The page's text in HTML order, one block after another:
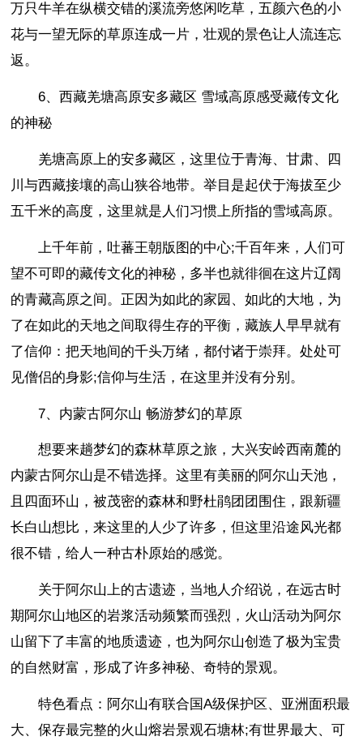
万只牛羊在纵横交错的溪流旁悠闲吃草，五颜六色的小
花与一望无际的草原连成一片，壮观的景色让人流连忘
返。
6、西藏羌塘高原安多藏区 雪域高原感受藏传文化
的神秘
羌塘高原上的安多藏区，这里位于青海、甘肃、四
川与西藏接壤的高山狭谷地带。举目是起伏于海拔至少
五千米的高度，这里就是人们习惯上所指的雪域高原。
上千年前，吐蕃王朝版图的中心;千百年来，人们可
望不可即的藏传文化的神秘，多半也就徘徊在这片辽阔
的青藏高原之间。正因为如此的家园、如此的大地，为
了在如此的天地之间取得生存的平衡，藏族人早早就有
了信仰：把天地间的千头万绪，都付诸于崇拜。处处可
见僧侣的身影;信仰与生活，在这里并没有分别。
7、内蒙古阿尔山 畅游梦幻的草原
想要来趟梦幻的森林草原之旅，大兴安岭西南麓的
内蒙古阿尔山是不错选择。这里有美丽的阿尔山天池，
且四面环山，被茂密的森林和野杜鹃团团围住，跟新疆
长白山想比，来这里的人少了许多，但这里沿途风光都
很不错，给人一种古朴原始的感觉。
关于阿尔山上的古遗迹，当地人介绍说，在远古时
期阿尔山地区的岩浆活动频繁而强烈，火山活动为阿尔
山留下了丰富的地质遗迹，也为阿尔山创造了极为宝贵
的自然财富，形成了许多神秘、奇特的景观。
特色看点：阿尔山有联合国A级保护区、亚洲面积最
大、保存最完整的火山熔岩景观石塘林;有世界最大、可